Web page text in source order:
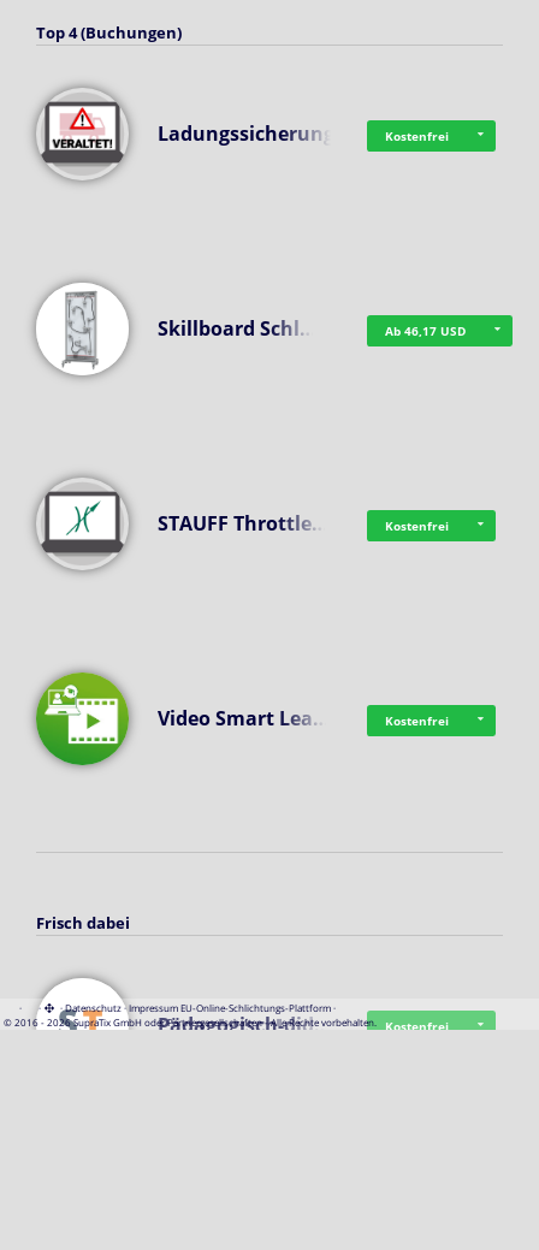
Top 4 (Buchungen)
Ladungssicherung Kostenfrei
Skillboard Schl… Ab 46,17 USD
STAUFF Throttle… Kostenfrei
Video Smart Lea… Kostenfrei
Frisch dabei
Pädagogisch-did… Kostenfrei
· · ·Datenschutz·Impressum EU-Online-Schlichtungs-Plattform·
© 2016 - 2026 SupraTix GmbH oder Partnergesellschaften - Alle Rechte vorbehalten.